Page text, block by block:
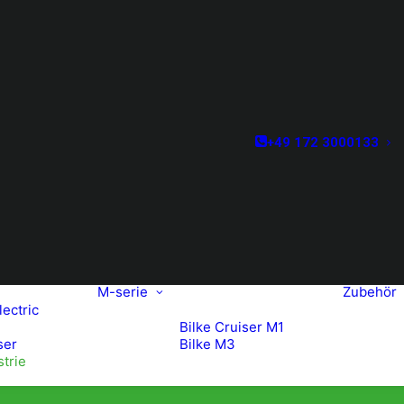
+49 172 3000133
M-serie
Bilke Cruiser M1
Bilke M3
Zubehör